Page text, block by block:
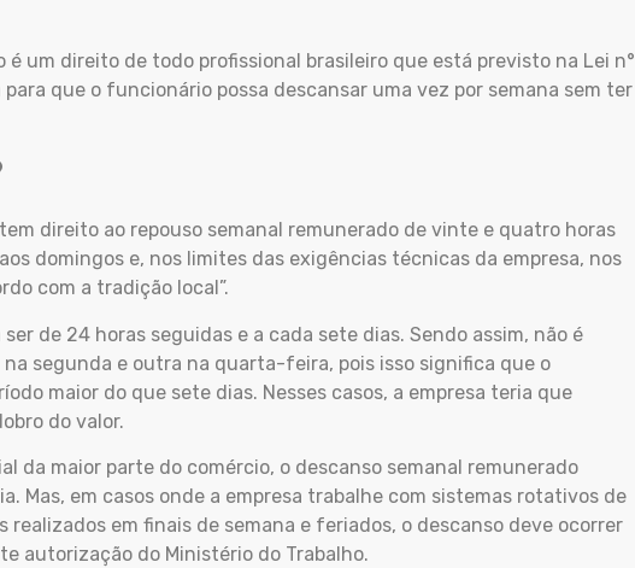
é um direito de todo profissional brasileiro que está previsto na Lei n°
que o funcionário possa descansar uma vez por semana sem ter
direito ao repouso semanal remunerado de vinte e quatro horas
domingos e, nos limites das exigências técnicas da empresa, nos
com a tradição local”.
de 24 horas seguidas e a cada sete dias. Sendo assim, não é
segunda e outra na quarta-feira, pois isso significa que o
maior do que sete dias. Nesses casos, a empresa teria que
do valor.
da maior parte do comércio, o descanso semanal remunerado
Mas, em casos onde a empresa trabalhe com sistemas rotativos de
em finais de semana e feriados, o descanso deve ocorrer
autorização do Ministério do Trabalho.